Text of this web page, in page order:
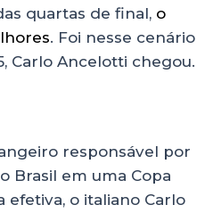
quartas de final, o
. Foi nesse cenário
Carlo Ancelotti chegou.
responsável por
Brasil em uma Copa
efetiva, o italiano Carlo